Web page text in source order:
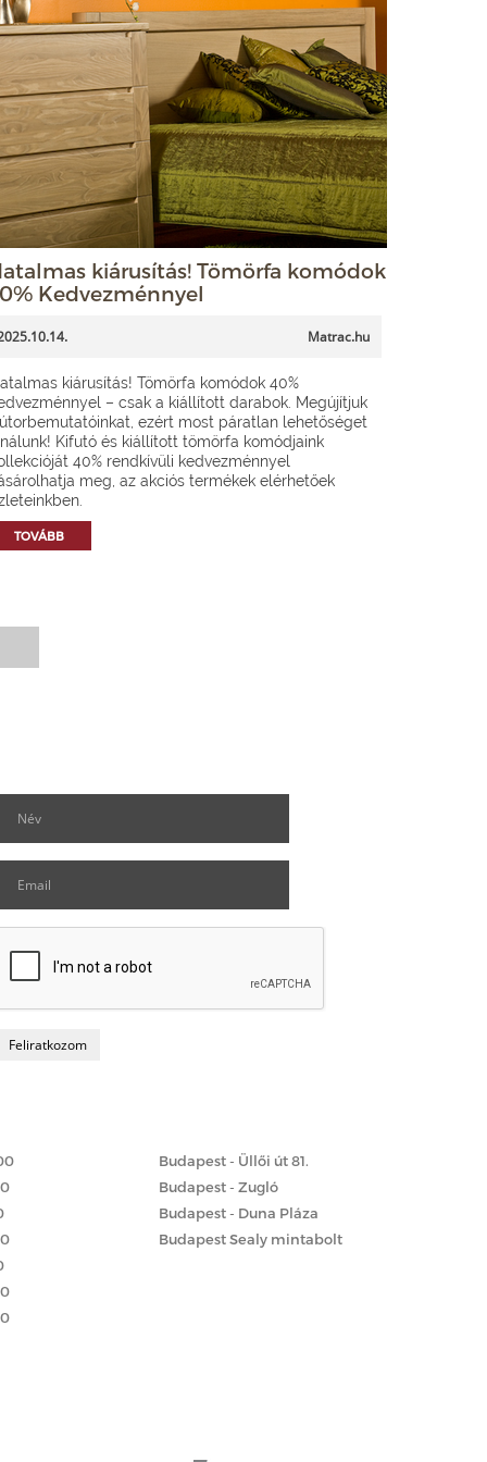
kiárusítás! Tömörfa komódok
Kedvezménnyel
Matrac.hu
kiárusítás! Tömörfa komódok 40%
– csak a kiállított darabok. Megújítjuk
ezért most páratlan lehetőséget
Kifutó és kiállított tömörfa komódjaink
40% rendkívüli kedvezménnyel
meg, az akciós termékek elérhetőek
TOVÁBB
Budapest - Üllői út 81.
Budapest - Zugló
Budapest - Duna Pláza
Budapest Sealy mintabolt